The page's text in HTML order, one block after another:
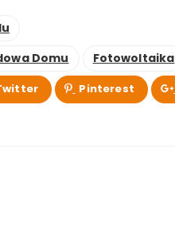
Domu Fotowoltaika
Pinterest